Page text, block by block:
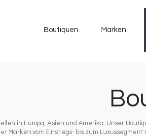
Boutiquen Marken
in Europa, Asien und Amerika. Unser
Marken vom Einstiegs- bis zum